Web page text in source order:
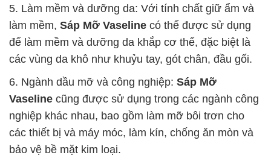
5. Làm mềm và dưỡng da: Với tính chất giữ ẩm và
làm mềm, Sáp Mỡ Vaseline có thể được sử dụng
để làm mềm và dưỡng da khắp cơ thể, đặc biệt là
các vùng da khô như khuỷu tay, gót chân, đầu gối.
6. Ngành dầu mỡ và công nghiệp: Sáp Mỡ
Vaseline cũng được sử dụng trong các ngành công
nghiệp khác nhau, bao gồm làm mỡ bôi trơn cho
các thiết bị và máy móc, làm kín, chống ăn mòn và
bảo vệ bề mặt kim loại.